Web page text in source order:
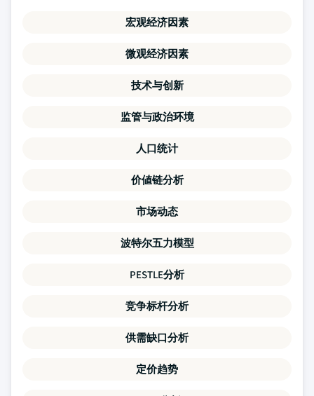
宏观经济因素
微观经济因素
技术与创新
监管与政治环境
人口统计
价値链分析
市场动态
波特尔五力模型
PESTLE分析
竞争标杆分析
供需缺口分析
定价趋势